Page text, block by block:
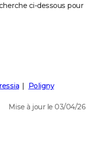
ci-dessous pour
Poligny
Mise à jour le 03/04/26